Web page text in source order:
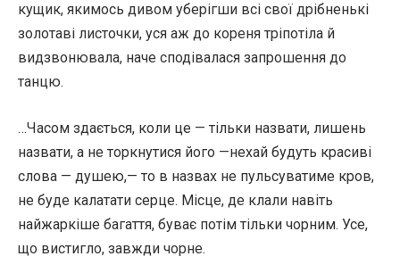
кущик, якимось дивом уберігши всі свої дрібненькі
золотаві листочки, уся аж до кореня тріпотіла й
видзвонювала, наче сподівалася запрошення до
танцю.
…Часом здається, коли це — тільки назвати, лишень
назвати, а не торкнутися його —нехай будуть красиві
слова — душею,— то в назвах не пульсуватиме кров,
не буде калатати серце. Місце, де клали навіть
найжаркіше багаття, буває потім тільки чорним. Усе,
що вистигло, завжди чорне.